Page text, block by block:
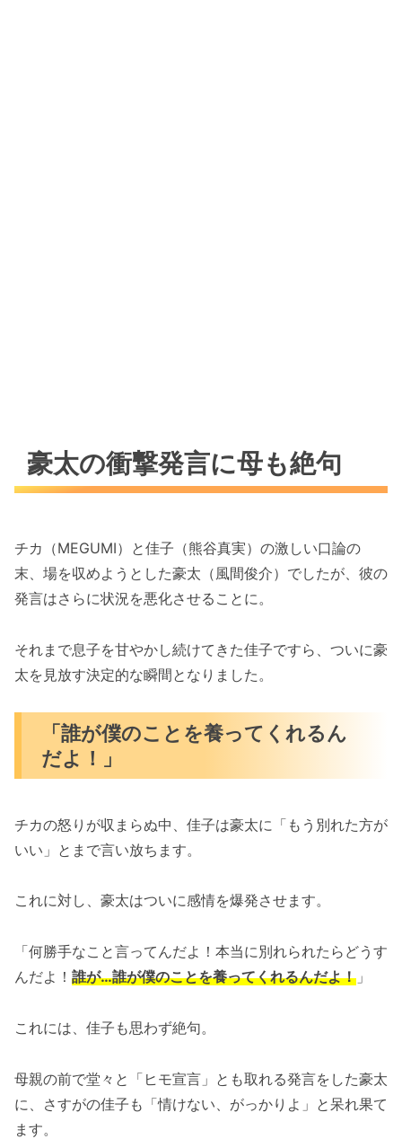
豪太の衝撃発言に母も絶句
チカ（MEGUMI）と佳子（熊谷真実）の激しい口論の
末、場を収めようとした豪太（風間俊介）でしたが、彼の
発言はさらに状況を悪化させることに。
それまで息子を甘やかし続けてきた佳子ですら、ついに豪
太を見放す決定的な瞬間となりました。
「誰が僕のことを養ってくれるん
だよ！」
チカの怒りが収まらぬ中、佳子は豪太に「もう別れた方が
いい」とまで言い放ちます。
これに対し、豪太はついに感情を爆発させます。
「何勝手なこと言ってんだよ！本当に別れられたらどうす
んだよ！ 誰が…誰が僕のことを養ってくれるんだよ！ 」
これには、佳子も思わず絶句。
母親の前で堂々と「ヒモ宣言」とも取れる発言をした豪太
に、さすがの佳子も「情けない、がっかりよ」と呆れ果て
ます。